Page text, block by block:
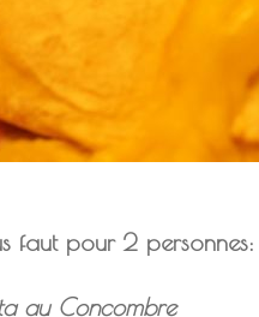
faut pour 2
au Concombre